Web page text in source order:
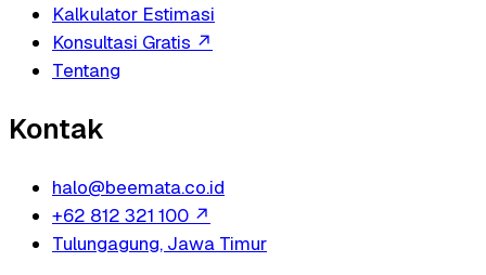
Kalkulator Estimasi
Konsultasi Gratis ↗
Tentang
Kontak
halo@beemata.co.id
+62 812 321 100 ↗
Tulungagung, Jawa Timur